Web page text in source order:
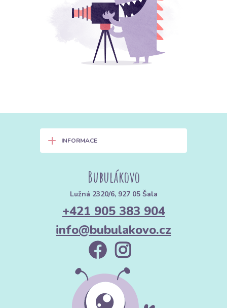
+ INFORMACE
Bubulákovo
Lužná 2320/6, 927 05 Šala
+421 905 383 904
info@bubulakovo.cz